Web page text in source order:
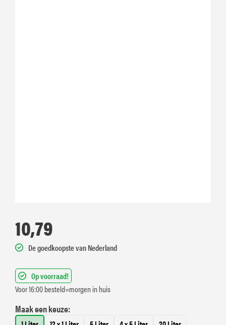
10,79
De goedkoopste van Nederland
Op voorraad!
Voor 16:00 besteld=morgen in huis
Maak een keuze: